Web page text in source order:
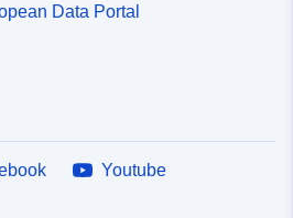
Data Portal
Youtube